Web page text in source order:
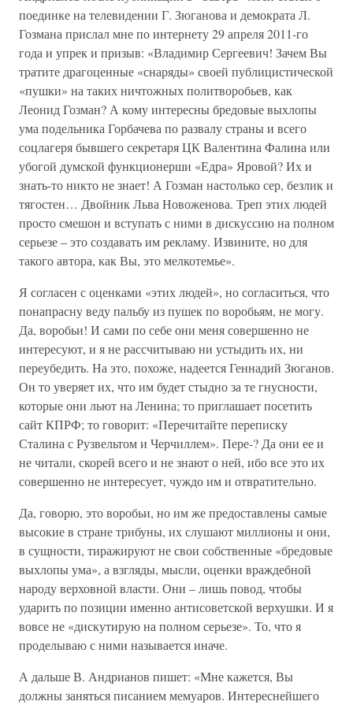
поединке на телевидении Г. Зюганова и демократа Л.
Гозмана прислал мне по интернету 29 апреля 2011-го
года и упрек и призыв: «Владимир Сергеевич! Зачем Вы
тратите драгоценные «снаряды» своей публицистической
«пушки» на таких ничтожных политворобьев, как
Леонид Гозман? А кому интересны бредовые выхлопы
ума подельника Горбачева по развалу страны и всего
соцлагеря бывшего секретаря ЦК Валентина Фалина или
убогой думской функционерши «Едра» Яровой? Их и
знать-то никто не знает! А Гозман настолько сер, безлик и
тягостен… Двойник Льва Новоженова. Треп этих людей
просто смешон и вступать с ними в дискуссию на полном
серьезе – это создавать им рекламу. Извините, но для
такого автора, как Вы, это мелкотемье».
Я согласен с оценками «этих людей», но согласиться, что
понапрасну веду пальбу из пушек по воробьям, не могу.
Да, воробьи! И сами по себе они меня совершенно не
интересуют, и я не рассчитываю ни устыдить их, ни
переубедить. На это, похоже, надеется Геннадий Зюганов.
Он то уверяет их, что им будет стыдно за те гнусности,
которые они льют на Ленина; то приглашает посетить
сайт КПРФ; то говорит: «Перечитайте переписку
Сталина с Рузвельтом и Черчиллем». Пере-? Да они ее и
не читали, скорей всего и не знают о ней, ибо все это их
совершенно не интересует, чуждо им и отвратительно.
Да, говорю, это воробьи, но им же предоставлены самые
высокие в стране трибуны, их слушают миллионы и они,
в сущности, тиражируют не свои собственные «бредовые
выхлопы ума», а взгляды, мысли, оценки враждебной
народу верховной власти. Они – лишь повод, чтобы
ударить по позиции именно антисоветской верхушки. И я
вовсе не «дискутирую на полном серьезе». То, что я
проделываю с ними называется иначе.
А дальше В. Андрианов пишет: «Мне кажется, Вы
должны заняться писанием мемуаров. Интереснейшего